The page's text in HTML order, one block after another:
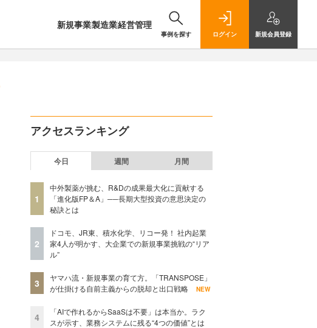
新規事業製造業経営管理
事例を探す ログイン 新規会員登録
アクセスランキング
今日 週間 月間
1
中外製薬が挑む、R&Dの成果最大化に貢献する
「進化版FP＆A」──長期大型投資の意思決定の
秘訣とは
2
ドコモ、JR東、積水化学、リコー発！ 社内起業
家4人が明かす、大企業での新規事業挑戦の“リア
ル”
3
ヤマハ流・新規事業の育て方。「TRANSPOSE」
が仕掛ける自前主義からの脱却と出口戦略
NEW
4
「AIで作れるからSaaSは不要」は本当か。ラク
スが示す、業務システムに残る“4つの価値”とは